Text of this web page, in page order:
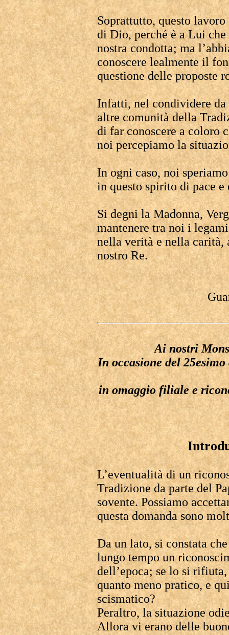
Soprattutto, questo
di Dio, perché è a Lui
nostra condotta; ma
conoscere lealmente il
questione delle proposte
Infatti, nel condividere
altre comunità della
di far conoscere a coloro
noi percepiamo la
In ogni caso, noi
in questo spirito di pace e
Si degni la Madonna,
mantenere tra noi i
nella verità e nella
nostro Re.
Ai nostri
In occasione del
in omaggio filiale e
L’eventualità di un
Tradizione da parte del
sovente. Possiamo
questa domanda sono
Da un lato, si constata
lungo tempo un
dell’epoca; se lo si
quanto meno pratico, e
scismatico?
Peraltro, la situazione
Allora vi erano delle